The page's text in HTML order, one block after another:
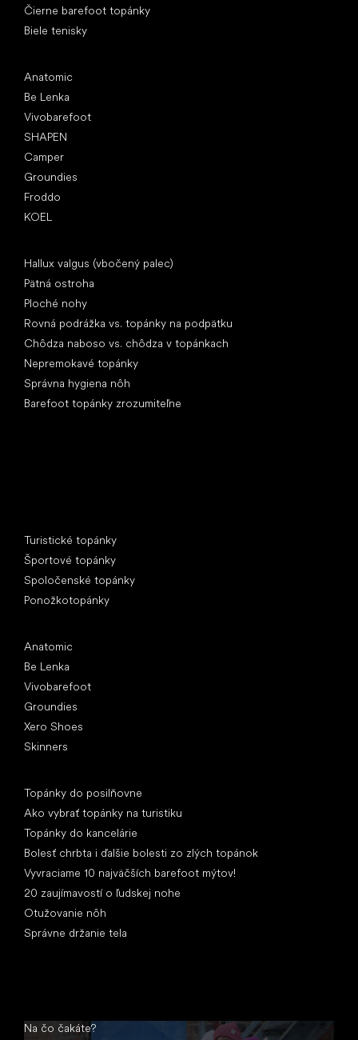
Čierne barefoot topánky
Biele tenisky
Anatomic
Be Lenka
Vivobarefoot
SHAPEN
Camper
Groundies
Froddo
KOEL
Hallux valgus (vbočený palec)
Pätná ostroha
Ploché nohy
Rovná podrážka vs. topánky na podpätku
Chôdza naboso vs. chôdza v topánkach
Nepremokavé topánky
Správna hygiena nôh
Barefoot topánky zrozumiteľne
Turistické topánky
Športové topánky
Spoločenské topánky
Ponožkotopánky
Anatomic
Be Lenka
Vivobarefoot
Groundies
Xero Shoes
Skinners
Topánky do posilňovne
Ako vybrať topánky na turistiku
Topánky do kancelárie
Bolesť chrbta i ďalšie bolesti zo zlých topánok
Vyvraciame 10 najväčších barefoot mýtov!
20 zaujímavostí o ľudskej nohe
Otužovanie nôh
Správne držanie tela
Na čo čakáte?